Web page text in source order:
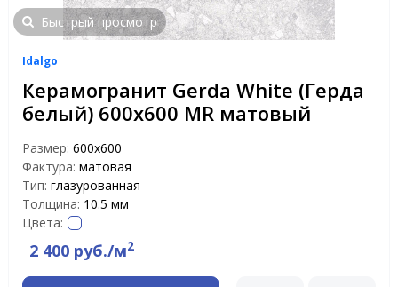
Быстрый просмотр
Idalgo
Керамогранит Gerda White (Герда
белый) 600х600 MR матовый
Размер: 600х600
Фактура: матовая
Тип: глазурованная
Толщина: 10.5 мм
Цвета:
2 400 руб./м2